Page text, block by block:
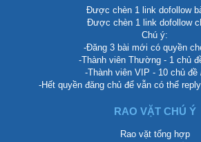
Được chèn 1 link dofollow
Được chèn 1 link dofollow
Chú ý:
-Đăng 3 bài mới có quyền
-Thành viên Thường - 1 chủ
-Thành viên VIP - 10 chủ đề
-Hết quyền đăng chủ để vẫn có thể
RAO VẶT CHÚ Ý
Rao vặt tổng hợp